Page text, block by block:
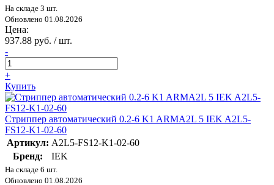
На складе 3 шт.
Обновлено 01.08.2026
Цена:
937.88 руб. / шт.
-
+
Купить
Стриппер автоматический 0.2-6 K1 ARMA2L 5 IEK A2L5-
FS12-K1-02-60
Артикул: A2L5-FS12-K1-02-60
Бренд:
IEK
На складе 6 шт.
Обновлено 01.08.2026